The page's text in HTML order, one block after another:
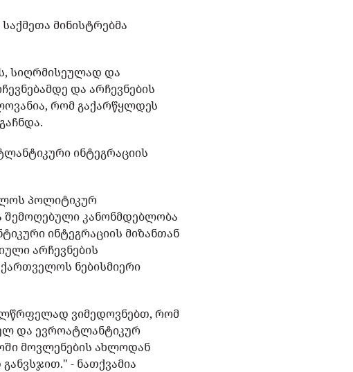
მინისტრებმა
სიღრმისეულად და
და არჩევნების
რომ გაქარწყლდეს
ინტეგრაციის
პოლიტიკურ
კანონმდებლობა
ინტეგრაციის მიზანთან
არჩევნების
ნებისმიერი
ვიმედოვნებთ, რომ
და ევროატლანტიკურ
მოვლენების ახლოდან
- ნათქვამია